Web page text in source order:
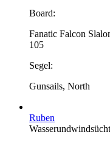
Board:
Fanatic Falcon
105
Segel:
Gunsails, North
Ruben